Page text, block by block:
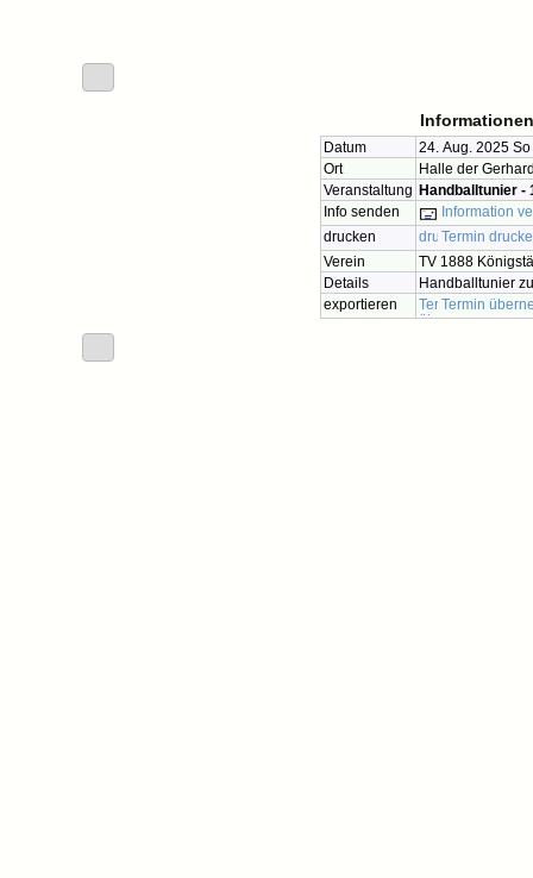
Datum
24. Aug. 2025 So
Ort
Halle der
Veranstaltung Handballtunier -
Info senden
Information
drucken
Termin
Verein
TV 1888
Details
Handballtunier
exportieren
Termin